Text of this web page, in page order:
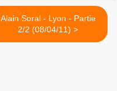
Alain Soral - Lyon - Partie
2/2 (08/04/11) >